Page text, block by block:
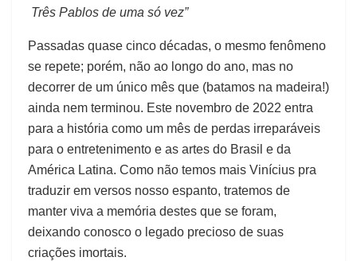
Três Pablos de uma só vez”
Passadas quase cinco décadas, o mesmo fenômeno
se repete; porém, não ao longo do ano, mas no
decorrer de um único mês que (batamos na madeira!)
ainda nem terminou. Este novembro de 2022 entra
para a história como um mês de perdas irreparáveis
para o entretenimento e as artes do Brasil e da
América Latina. Como não temos mais Vinícius pra
traduzir em versos nosso espanto, tratemos de
manter viva a memória destes que se foram,
deixando conosco o legado precioso de suas
criações imortais.